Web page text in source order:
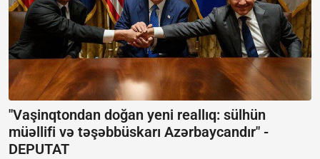
"Vaşinqtondan doğan yeni reallıq: sülhün
müəllifi və təşəbbüskarı Azərbaycandır" -
DEPUTAT